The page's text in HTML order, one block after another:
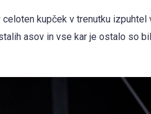
kupček v trenutku izpuhtel
asov in vse kar je ostalo so